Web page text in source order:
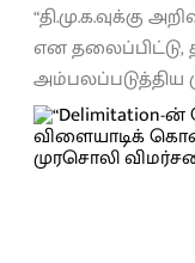
“தி.மு.க.வுக்கு
என தலைப்பிட்டு,